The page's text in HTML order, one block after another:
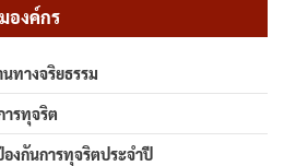
องค์กร
ทางจริยธรรม
รทุจริต
องกันการทุจริตประจำปี